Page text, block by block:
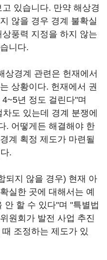
있습니다. 만약 해상경
않을 경우 경계 불확실
풍력 지정을 하지 않는
니다.
상경계 관련은 헌재에서
상황이다. 헌재에서 권
년 정도 걸린다"며
도 있는데 경계 분쟁에
. 어떻게든 해결해야 한
계 획정 제도가 마련될
.
되지 않을 경우) 현재 아
실한 곳에 대해서는 예
안 할 수 있다"며 "특별법
원회가 발전 사업 추진
조정하는 제도가 있